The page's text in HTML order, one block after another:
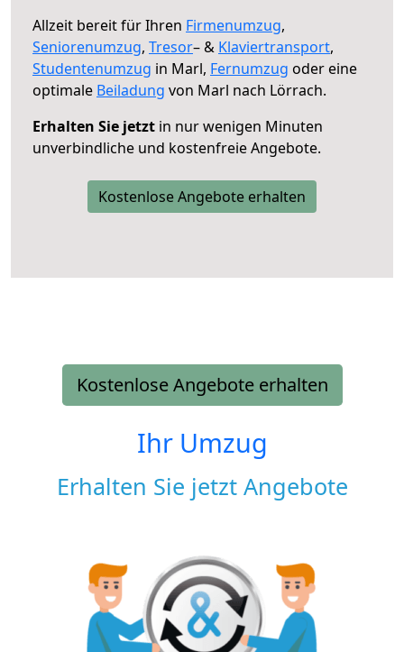
Allzeit bereit für Ihren Firmenumzug,
Seniorenumzug, Tresor– & Klaviertransport,
Studentenumzug in Marl, Fernumzug oder eine
optimale Beiladung von Marl nach Lörrach.
Erhalten Sie jetzt in nur wenigen Minuten
unverbindliche und kostenfreie Angebote.
Kostenlose Angebote erhalten
Kostenlose Angebote erhalten
Ihr Umzug
Erhalten Sie jetzt Angebote